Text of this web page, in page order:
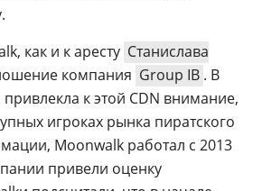
как и к аресту Станислава
компания Group IB . В
к этой CDN внимание,
игроках рынка пиратского
Moonwalk работал с 2013
привели оценку